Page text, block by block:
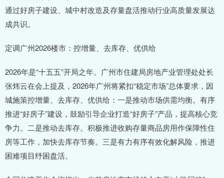
通过好房子建设、城中村改造及存量盘活推动行业高质量发展达
成共识。
定调广州2026楼市：控增量、去库存、优供给
2026年是“十五五”开局之年。广州市住建局房地产业管理处处长
张炜云在会上提及，2026年广州将紧扣“稳定市场”总体要求，因
城施策控增量、去库存、优供给：一是推动市场供需均衡。有序
推进“好房子”建设，鼓励引导企业打造“好房子”产品，提高核心竞
争力。二是推动去库存。积极推进收购存量商品房用作保障性住
房等工作，加快去库存节奏。三是有力有序有效化解风险，推进
困难项目纾困盘活。